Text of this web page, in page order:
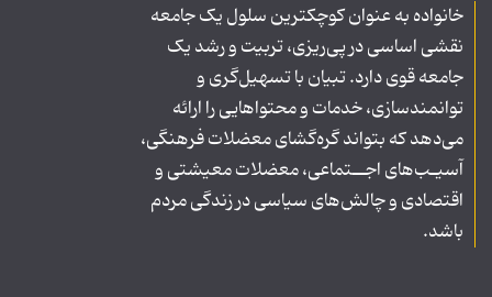
خانواده به عنوان کوچکترین سلول یک جامعه
نقشی اساسی در پی‌ریزی، تربیت و رشد یک
جامعه قوی دارد. تبیان با تسهیل‌گری و
توانمندسازی، خدمات و محتواهایی را ارائه
می‌دهد که بتواند گره‌گشای معضلات فرهنگی،
آسیـب‌های اجــتماعی، معضلات معیشتی و
اقتصادی و چالش‌های سیاسی در زندگی مردم
باشد.